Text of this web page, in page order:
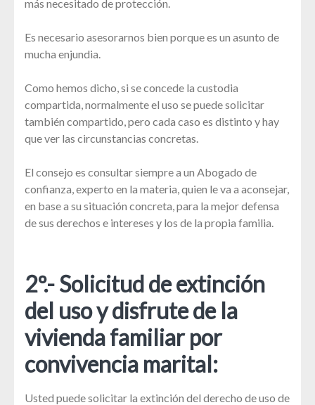
más necesitado de protección.
Es necesario asesorarnos bien porque es un asunto de
mucha enjundia.
Como hemos dicho, si se concede la custodia
compartida, normalmente el uso se puede solicitar
también compartido, pero cada caso es distinto y hay
que ver las circunstancias concretas.
El consejo es consultar siempre a un Abogado de
confianza, experto en la materia, quien le va a aconsejar,
en base a su situación concreta, para la mejor defensa
de sus derechos e intereses y los de la propia familia.
2º.- Solicitud de extinción
del uso y disfrute de la
vivienda familiar por
convivencia marital:
Usted puede solicitar la extinción del derecho de uso de